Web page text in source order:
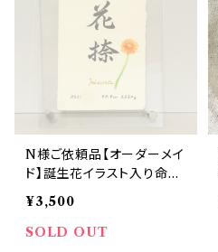
N様ご依頼品【オーダーメイ
ド】誕生花イラスト入り命名
書 ハガキサイズ フレー
ム付
¥3,500
SOLD OUT